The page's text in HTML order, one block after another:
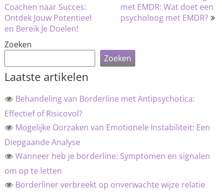
navigatie
Coachen naar Succes:
Ontdek Jouw Potentieel
en Bereik Je Doelen!
met EMDR: Wat doet een
psycholoog met EMDR?
Zoeken
Zoeken
Laatste artikelen
Behandeling van Borderline met Antipsychotica:
Effectief of Risicovol?
Mogelijke Oorzaken van Emotionele Instabiliteit: Een
Diepgaande Analyse
Wanneer heb je borderline: Symptomen en signalen
om op te letten
Borderliner verbreekt op onverwachte wijze relatie